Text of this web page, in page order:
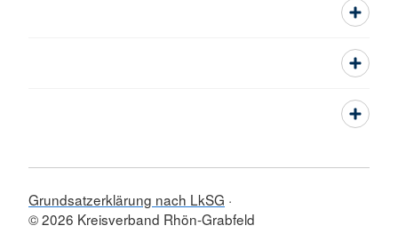
Grundsatzerklärung nach LkSG
© 2026 Kreisverband Rhön-Grabfeld